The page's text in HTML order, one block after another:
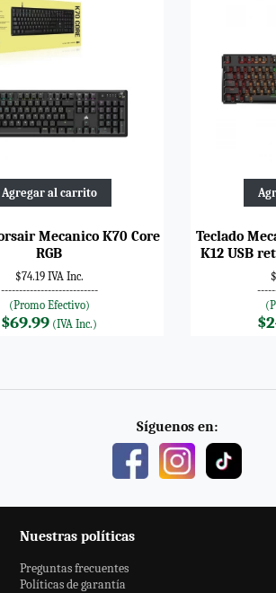
Agregar al carrito
Mecanico K70 Core
RGB
$74.19 IVA Inc.
---------------------------
(Promo Efectivo)
$69.99 (IVA Inc.)
Teclado
K12 USB
Síguenos en:
Nuestras políticas
Preguntas frecuentes
Políticas de garantía